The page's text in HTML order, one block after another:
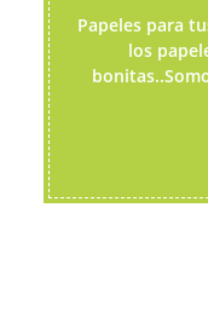
Papeles para
los